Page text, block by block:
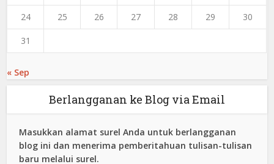
24 25 26 27 28 29 30
31
« Sep
Berlangganan ke Blog via Email
Masukkan alamat surel Anda untuk berlangganan
blog ini dan menerima pemberitahuan tulisan-tulisan
baru melalui surel.